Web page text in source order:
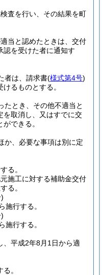
査を行い、その結果を町
当と認めたときは、交付
認を受けた者に通知す
者は、請求書(様式第4号)
るものとする。
たとき、その他不適当と
を取消し、又はすでに交
できる。
か、必要な事項は別に定
る。
施工に対する補助金交付
る。
施行する。
施行する。
、平成2年8月1日から適
。